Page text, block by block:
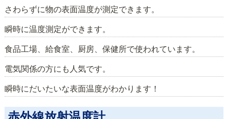
さわらずに物の表面温度が測定できます。
瞬時に温度測定ができます。
食品工場、給食室、厨房、保健所で使われています。
電気関係の方にも人気です。
瞬時にだいたいな表面温度がわかります！